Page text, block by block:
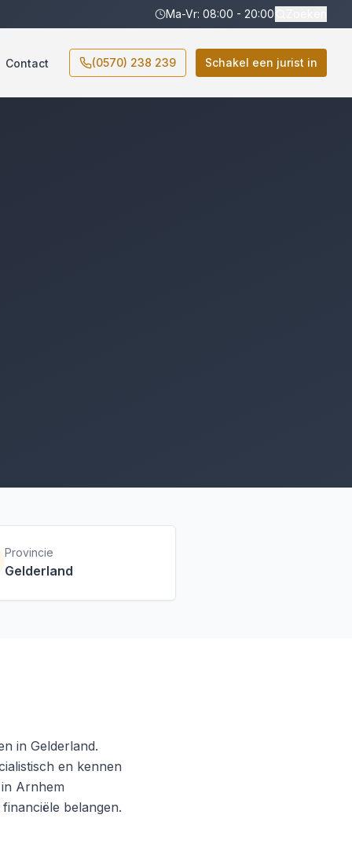
Ma-Vr: 08:00 - 20:00
Contact (0570) 238 239 Schakel een jurist in
Provincie
Gelderland
in Gelderland.
en kennen
Arnhem
belangen.